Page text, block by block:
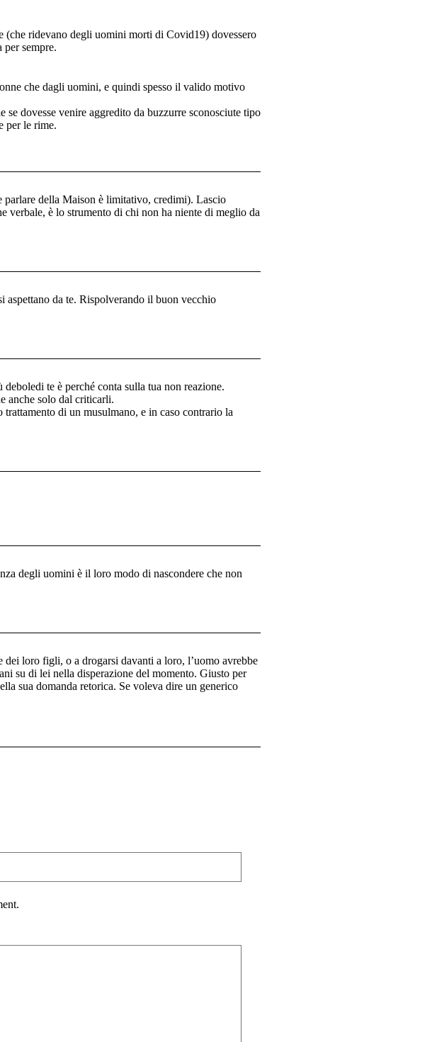
(che ridevano degli uomini morti di Covid19) dovessero
per sempre.
che dagli uomini, e quindi spesso il valido motivo
dovesse venire aggredito da buzzurre sconosciute tipo
per le rime.
parlare della Maison è limitativo, credimi). Lascio
verbale, è lo strumento di chi non ha niente di meglio da
aspettano da te. Rispolverando il buon vecchio
deboledi te è perché conta sulla tua non reazione.
anche solo dal criticarli.
di un musulmano, e in caso contrario la
degli uomini è il loro modo di nascondere che non
dei loro figli, o a drogarsi davanti a loro, l’uomo avrebbe
su di lei nella disperazione del momento. Giusto per
sua domanda retorica. Se voleva dire un generico